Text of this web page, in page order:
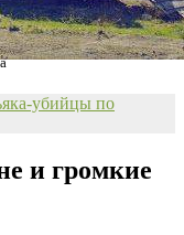
убийцы по
и громкие